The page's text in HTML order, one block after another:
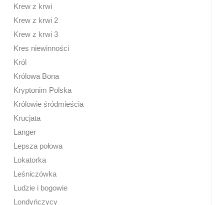
Krew z krwi
Krew z krwi 2
Krew z krwi 3
Kres niewinności
Król
Królowa Bona
Kryptonim Polska
Królowie śródmieścia
Krucjata
Langer
Lepsza połowa
Lokatorka
Leśniczówka
Ludzie i bogowie
Londyńczycy